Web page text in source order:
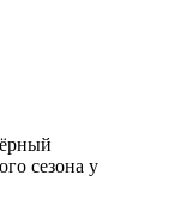
сезона у